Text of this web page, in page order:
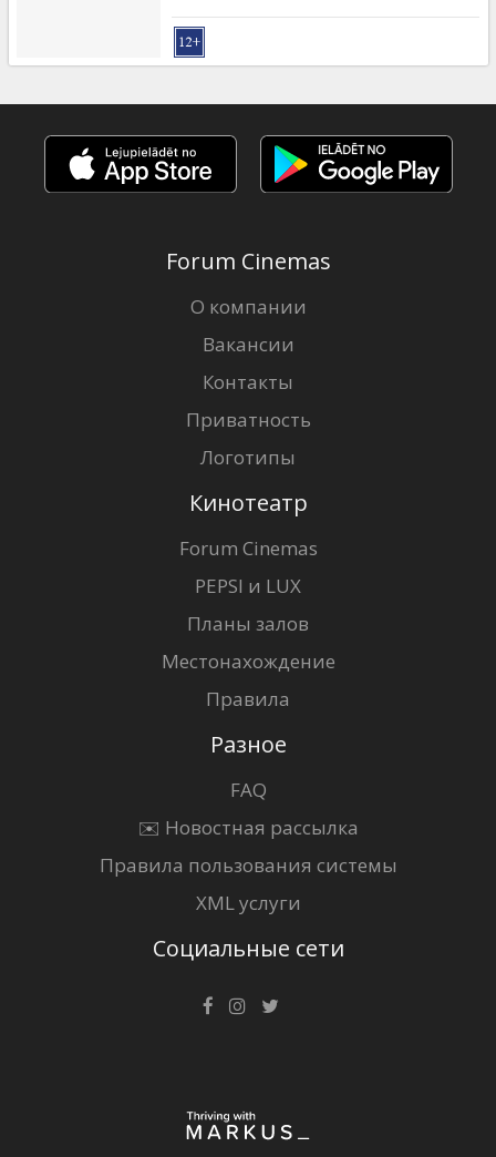
Forum Cinemas
О компании
Вакансии
Контакты
Приватность
Логотипы
Кинотеатр
Forum Cinemas
PEPSI и LUX
Планы залов
Местонахождение
Правила
Разное
FAQ
✉️ Новостная рассылка
Правила пользования системы
XML услуги
Социальные сети